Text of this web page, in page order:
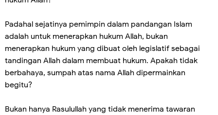
Padahal sejatinya pemimpin dalam pandangan Islam
adalah untuk menerapkan hukum Allah, bukan
menerapkan hukum yang dibuat oleh legislatif sebagai
tandingan Allah dalam membuat hukum. Apakah tidak
berbahaya, sumpah atas nama Allah dipermainkan
begitu?
Bukan hanya Rasulullah yang tidak menerima tawaran